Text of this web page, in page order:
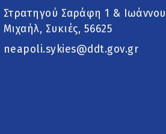
Στρατηγού Σαράφη 1 & Ιωάννου
Μιχαήλ, Συκιές, 56625
neapoli.sykies@ddt.gov.gr